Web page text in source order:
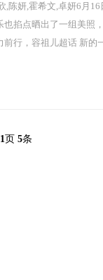
,陈妍,霍希文,卓妍6月
也掐点晒出了一组美照
前行，容祖儿超话 新的
1页 5条